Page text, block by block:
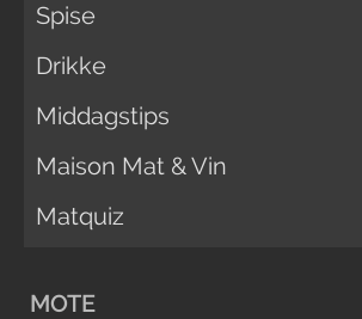
Spise
Drikke
Middagstips
Maison Mat & Vin
Matquiz
MOTE